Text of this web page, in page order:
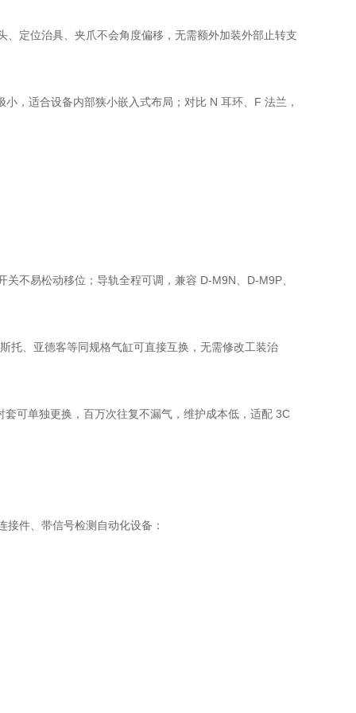
定位治具、夹爪不会角度偏移，无需额外加装外部止转支
，适合设备内部狭小嵌入式布局；对比 N 耳环、F 法兰，
不易松动移位；导轨全程可调，兼容 D-M9N、D-M9P、
托、亚德客等同规格气缸可直接互换，无需修改工装治
可单独更换，百万次往复不漏气，维护成本低，适配 3C
件、带信号检测自动化设备：